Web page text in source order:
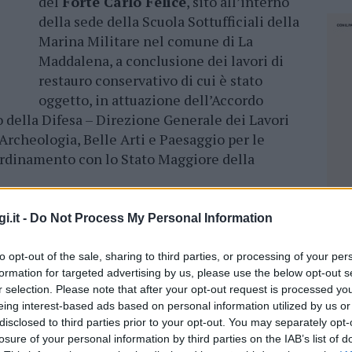
- Do Not Process My Personal Information
opt-out of the sale, sharing to third parties, or processing of your
for targeted advertising by us, please use the below opt-out
selection. Please note that after your opt-out request is processed
interest-based ads based on personal information utilized by us
to third parties prior to your opt-out. You may separately
of your personal information by third parties on the IAB’s list of
della sede della Scuola Sottufficiali della
Marina Militare nel comune di La
Maddalena, a conclusione dei lavori di
restauro conservativo di cui è stato
oggetto, in attuazione dell’Accordo
Difesa – Direzione Generale dei Lavori
Belle Arti e Paesaggio per le
con lo Stato Maggiore della
era presente anche una delegazione di
grado dell’isola, sono stati
Iannotti di GenioDife, che ha illustrato lo
Università di Cagliari, oltre ad illustrare
Tecnico traMinistero della
Lavori(GenioDife) e Soprintendenza
per le province di Sassari e Nuoro in